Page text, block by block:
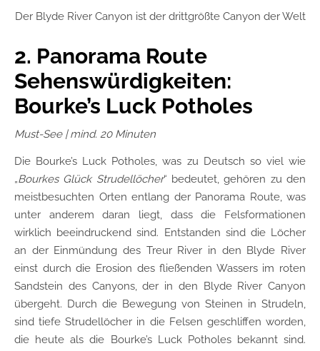
Der Blyde River Canyon ist der drittgrößte Canyon der Welt
2. Panorama Route
Sehenswürdigkeiten:
Bourke’s Luck Potholes
Must-See | mind. 20 Minuten
Die Bourke’s Luck Potholes, was zu Deutsch so viel wie
„Bourkes Glück Strudellöcher“ bedeutet, gehören zu den
meistbesuchten Orten entlang der Panorama Route, was
unter anderem daran liegt, dass die Felsformationen
wirklich beeindruckend sind. Entstanden sind die Löcher
an der Einmündung des Treur River in den Blyde River
einst durch die Erosion des fließenden Wassers im roten
Sandstein des Canyons, der in den Blyde River Canyon
übergeht. Durch die Bewegung von Steinen in Strudeln,
sind tiefe Strudellöcher in die Felsen geschliffen worden,
die heute als die Bourke’s Luck Potholes bekannt sind.